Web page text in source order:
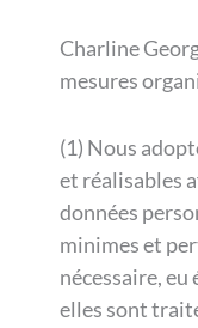
Charline
mesures
(1) Nous
et réalisables
données
minimes et
nécessaire,
elles sont